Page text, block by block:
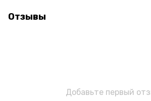
Отзывы
Добавьте первый